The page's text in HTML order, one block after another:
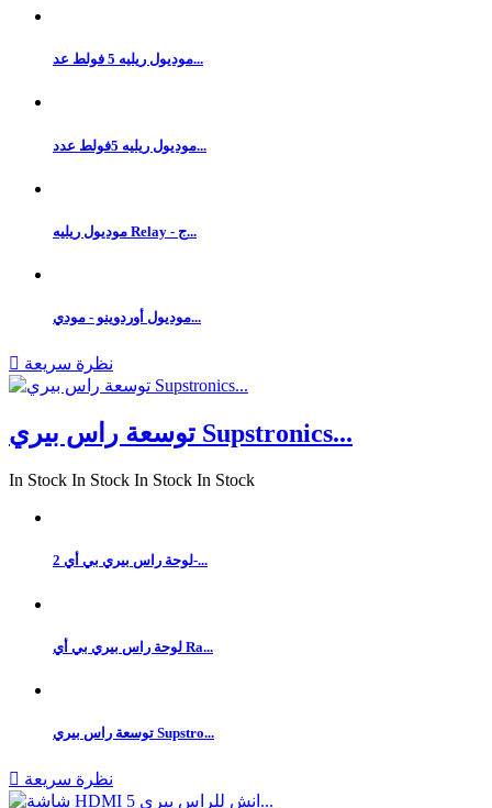
موديول ريليه 5 فولط عد...
موديول ريليه 5فولط عدد...
موديول ريليه Relay - ج...
موديول أوردوينو - مودي...
 نظرة سريعة
توسعة راس بيري Supstronics...
In Stock In Stock In Stock In Stock
لوحة راس بيري بي أي 2-...
لوحة راس بيري بي أي Ra...
توسعة راس بيري Supstro...
 نظرة سريعة